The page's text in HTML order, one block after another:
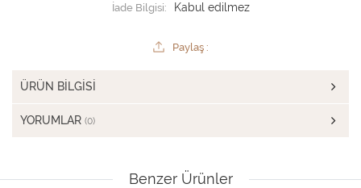
İade Bilgisi:
Paylaş :
ÜRÜN BILGISI
YORUMLAR (0)
Benzer Ürünler